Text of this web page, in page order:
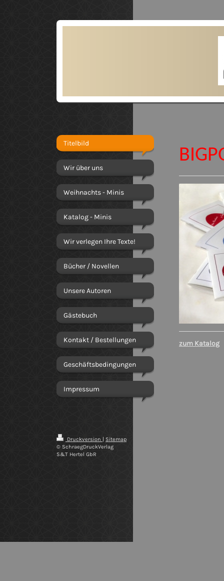
Titelbild
Wir über uns
Weihnachts - Minis
Katalog - Minis
Wir verlegen Ihre Texte!
Bücher / Novellen
Unsere Autoren
Gästebuch
Kontakt / Bestellungen
Geschäftsbedingungen
Impressum
zum Katalog
Druckversion | Sitemap
© SchraegDruckVerlag
S&T Hertel GbR